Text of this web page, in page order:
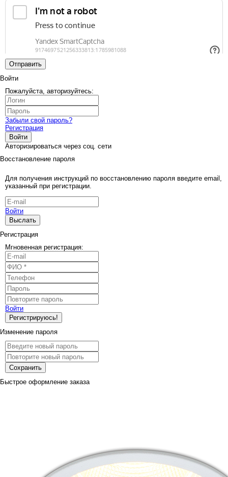
Отправить
Войти
Пожалуйста, авторизуйтесь:
Забыли свой пароль?
Регистрация
Войти
Авторизироваться через соц. сети
Восстановление пароля
Для получения инструкций по восстановлению пароля введите email,
указанный при регистрации.
Войти
Выслать
Регистрация
Мгновенная регистрация:
Войти
Регистрируюсь!
Изменение пароля
Сохранить
Быстрое оформление заказа